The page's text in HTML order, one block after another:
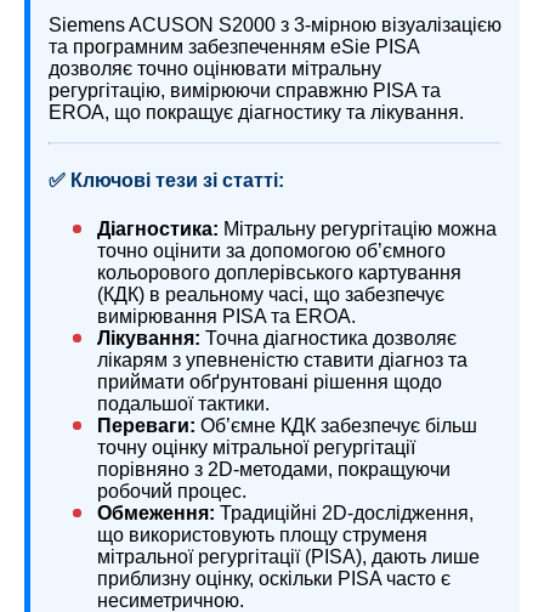
Siemens ACUSON S2000 з 3-мірною візуалізацією
та програмним забезпеченням eSie PISA
дозволяє точно оцінювати мітральну
регургітацію, вимірюючи справжню PISA та
EROA, що покращує діагностику та лікування.
✅ Ключові тези зі статті:
Діагностика: Мітральну регургітацію можна
точно оцінити за допомогою об’ємного
кольорового доплерівського картування
(КДК) в реальному часі, що забезпечує
вимірювання PISA та EROA.
Лікування: Точна діагностика дозволяє
лікарям з упевненістю ставити діагноз та
приймати обґрунтовані рішення щодо
подальшої тактики.
Переваги: Об’ємне КДК забезпечує більш
точну оцінку мітральної регургітації
порівняно з 2D-методами, покращуючи
робочий процес.
Обмеження: Традиційні 2D-дослідження,
що використовують площу струменя
мітральної регургітації (PISA), дають лише
приблизну оцінку, оскільки PISA часто є
несиметричною.